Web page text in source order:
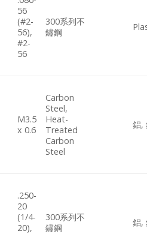
56
(#2-
56),
#2-
56
300系列不
鏽鋼
M3.5
x 0.6
Carbon
Steel,
Heat-
Treated
Carbon
Steel
鋁,
.250-
20
(1/4-
20),
300系列不
鏽鋼
鋁,